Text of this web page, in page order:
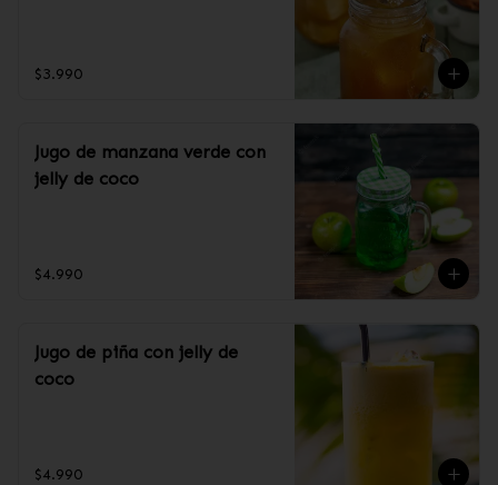
$3.990
Jugo de manzana verde con
jelly de coco
$4.990
Jugo de piña con jelly de
coco
$4.990